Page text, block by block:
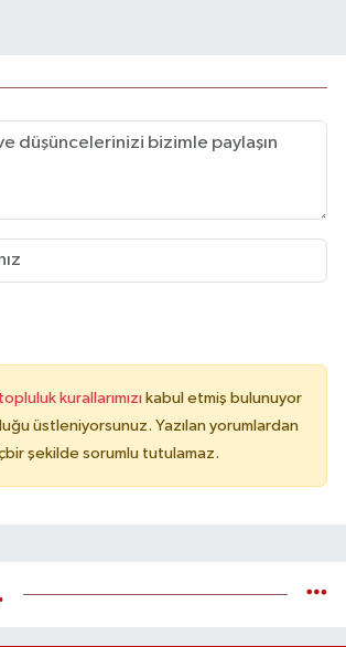
topluluk kurallarımızı kabul etmiş bulunuyor
üstleniyorsunuz. Yazılan yorumlardan
şekilde sorumlu tutulamaz.